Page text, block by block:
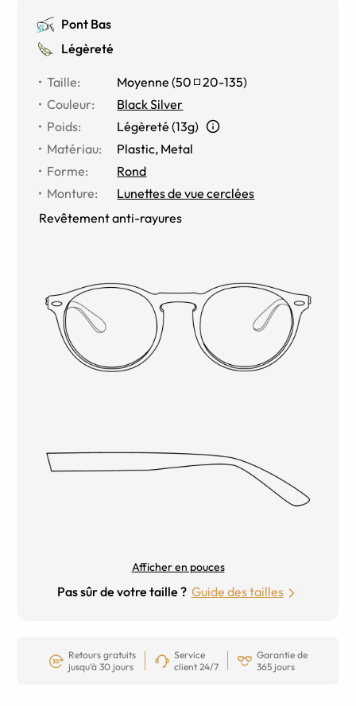
Pont Bas
Légèreté
Taille: Moyenne (50 20-135)
Couleur:
Black Silver
Poids:
Légèreté (13g)
Matériau:
Plastic, Metal
Forme:
Rond
Monture:
Lunettes de vue cerclées
Revêtement anti-rayures
Afficher en pouces
Pas sûr de votre taille ? Guide des tailles
Retours gratuits
jusqu’à 30 jours
Service
client 24/7
Garantie de
365 jours